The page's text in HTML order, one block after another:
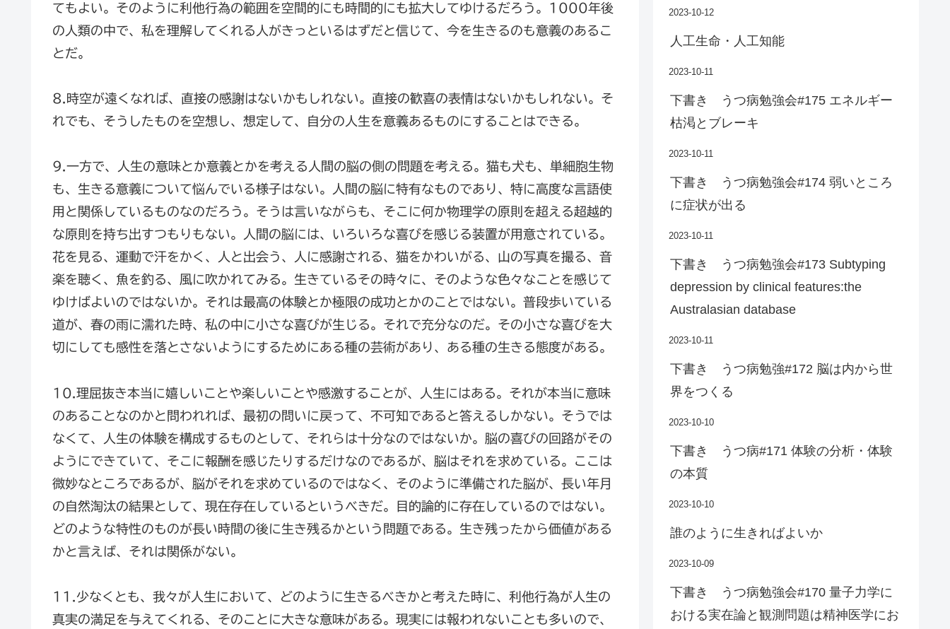
てもよい。そのように利他行為の範囲を空間的にも時間的にも拡大してゆけるだろう。1000年後
の人類の中で、私を理解してくれる人がきっといるはずだと信じて、今を生きるのも意義のあるこ
とだ。
8.時空が遠くなれば、直接の感謝はないかもしれない。直接の歓喜の表情はないかもしれない。そ
れでも、そうしたものを空想し、想定して、自分の人生を意義あるものにすることはできる。
9.一方で、人生の意味とか意義とかを考える人間の脳の側の問題を考える。猫も犬も、単細胞生物
も、生きる意義について悩んでいる様子はない。人間の脳に特有なものであり、特に高度な言語使
用と関係しているものなのだろう。そうは言いながらも、そこに何か物理学の原則を超える超越的
な原則を持ち出すつもりもない。人間の脳には、いろいろな喜びを感じる装置が用意されている。
花を見る、運動で汗をかく、人と出会う、人に感謝される、猫をかわいがる、山の写真を撮る、音
楽を聴く、魚を釣る、風に吹かれてみる。生きているその時々に、そのような色々なことを感じて
ゆけばよいのではないか。それは最高の体験とか極限の成功とかのことではない。普段歩いている
道が、春の雨に濡れた時、私の中に小さな喜びが生じる。それで充分なのだ。その小さな喜びを大
切にしても感性を落とさないようにするためにある種の芸術があり、ある種の生きる態度がある。
10.理屈抜き本当に嬉しいことや楽しいことや感激することが、人生にはある。それが本当に意味
のあることなのかと問われれば、最初の問いに戻って、不可知であると答えるしかない。そうでは
なくて、人生の体験を構成するものとして、それらは十分なのではないか。脳の喜びの回路がその
ようにできていて、そこに報酬を感じたりするだけなのであるが、脳はそれを求めている。ここは
微妙なところであるが、脳がそれを求めているのではなく、そのように準備された脳が、長い年月
の自然淘汰の結果として、現在存在しているというべきだ。目的論的に存在しているのではない。
どのような特性のものが長い時間の後に生き残るかという問題である。生き残ったから価値がある
かと言えば、それは関係がない。
11.少なくとも、我々が人生において、どのように生きるべきかと考えた時に、利他行為が人生の
真実の満足を与えてくれる、そのことに大きな意味がある。現実には報われないことも多いので、
2023-10-12
人工生命・人工知能
2023-10-11
下書き うつ病勉強会#175 エネルギー
枯渇とブレーキ
2023-10-11
下書き うつ病勉強会#174 弱いところ
に症状が出る
2023-10-11
下書き うつ病勉強会#173 Subtyping
depression by clinical features:the
Australasian database
2023-10-11
下書き うつ病勉強#172 脳は内から世
界をつくる
2023-10-10
下書き うつ病#171 体験の分析・体験
の本質
2023-10-10
誰のように生きればよいか
2023-10-09
下書き うつ病勉強会#170 量子力学に
おける実在論と観測問題は精神医学にお